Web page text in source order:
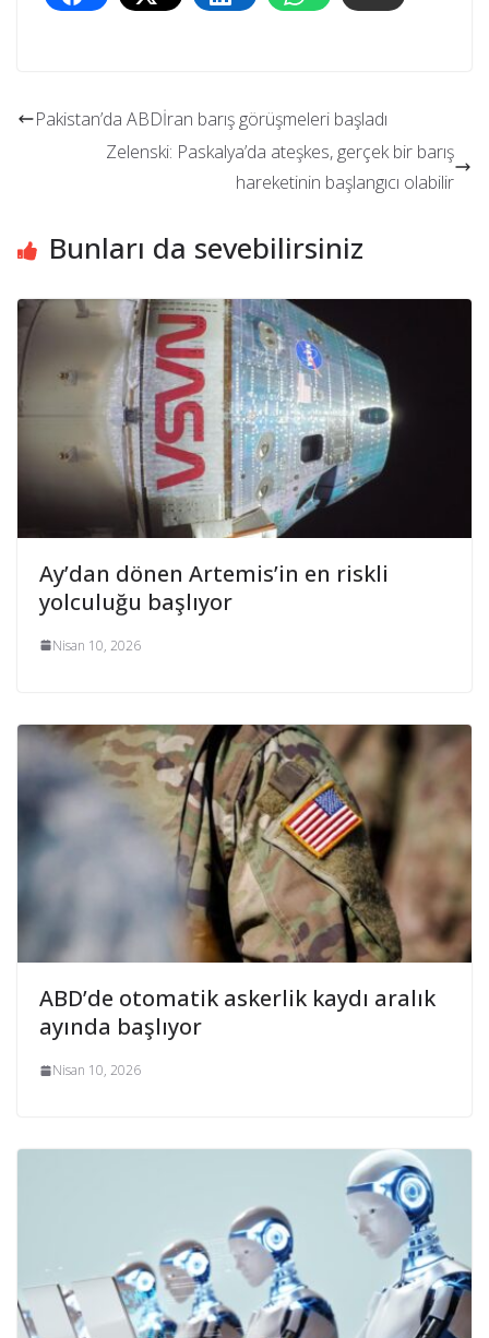
Pakistan’da ABDİran barış görüşmeleri başladı
Zelenski: Paskalya’da ateşkes, gerçek bir barış
hareketinin başlangıcı olabilir
Bunları da sevebilirsiniz
Ay’dan dönen Artemis’in en riskli
yolculuğu başlıyor
Nisan 10, 2026
ABD’de otomatik askerlik kaydı aralık
ayında başlıyor
Nisan 10, 2026